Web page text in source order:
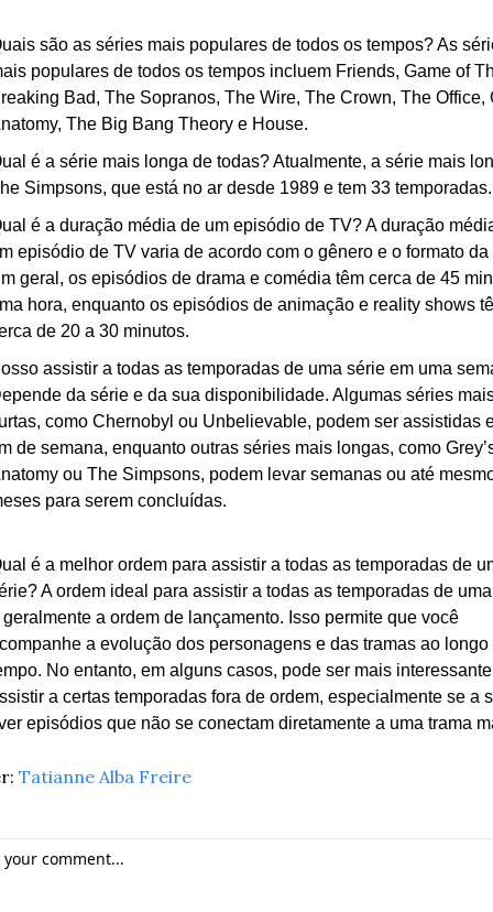
são as séries mais populares de todos os tempos? As
populares de todos os tempos incluem Friends, Game of
Bad, The Sopranos, The Wire, The Crown, The Office,
The Big Bang Theory e House.
é a série mais longa de todas? Atualmente, a série mais
Simpsons, que está no ar desde 1989 e tem 33 temporadas.
é a duração média de um episódio de TV? A duração
episódio de TV varia de acordo com o gênero e o formato da
geral, os episódios de drama e comédia têm cerca de 45
hora, enquanto os episódios de animação e reality shows
de 20 a 30 minutos.
assistir a todas as temporadas de uma série em uma
da série e da sua disponibilidade. Algumas séries
como Chernobyl ou Unbelievable, podem ser assistidas
de semana, enquanto outras séries mais longas, como
ou The Simpsons, podem levar semanas ou até
para serem concluídas.
é a melhor ordem para assistir a todas as temporadas de
A ordem ideal para assistir a todas as temporadas de
a ordem de lançamento. Isso permite que você
a evolução dos personagens e das tramas ao longo
No entanto, em alguns casos, pode ser mais interessante
a certas temporadas fora de ordem, especialmente se a
episódios que não se conectam diretamente a uma trama
Tatianne Alba Freire